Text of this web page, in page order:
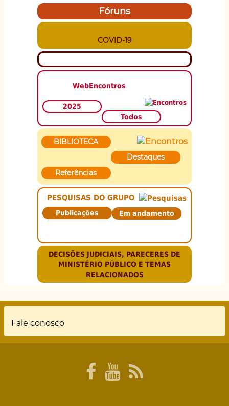
Fóruns
COVID-19
WebEncontros
2025
Todos
BIBLIOTECA
Destaques
Referências
PESQUISAS DO GRUPO
Publicações Em andamento
DECISÕES JUDICIAIS, PARECERES DE
MINISTÉRIO PÚBLICO E TEMAS
RELACIONADOS
Rodapé
Fale conosco